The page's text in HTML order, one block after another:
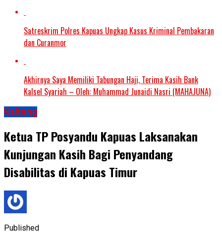
Satreskrim Polres Kapuas Ungkap Kasus Kriminal Pembakaran
dan Curanmor
Akhirnya Saya Memiliki Tabungan Haji, Terima Kasih Bank
Kalsel Syariah – Oleh: Muhammad Junaidi Nasri (MAHAJUNA)
Kalteng
Ketua TP Posyandu Kapuas Laksanakan
Kunjungan Kasih Bagi Penyandang
Disabilitas di Kapuas Timur
Published